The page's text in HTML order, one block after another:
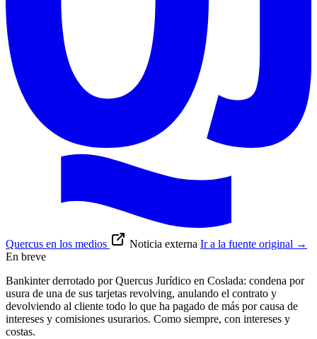
Quercus en los medios Noticia externa Ir a la fuente original →
En breve
Bankinter derrotado por Quercus Jurídico en Coslada: condena por
usura de una de sus tarjetas revolving, anulando el contrato y
devolviendo al cliente todo lo que ha pagado de más por causa de
intereses y comisiones usurarios. Como siempre, con intereses y
costas.